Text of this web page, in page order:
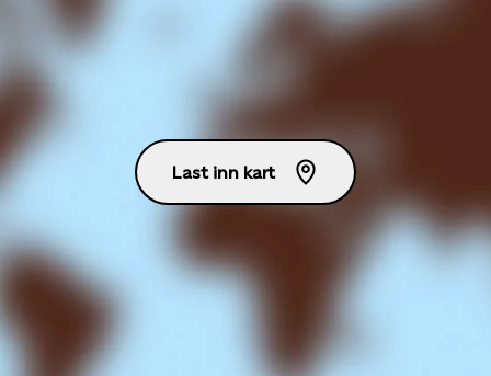
Last inn kart